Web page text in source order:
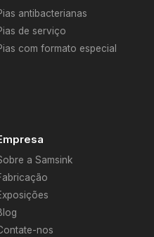
antibacterianas
de serviço
com formato especial
a Samsink
nos